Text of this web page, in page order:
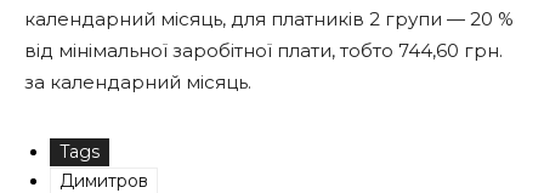
календарний місяць, для платників 2 групи — 20 %
від мінімальної заробітної плати, тобто 744,60 грн.
за календарний місяць.
Tags
Димитров